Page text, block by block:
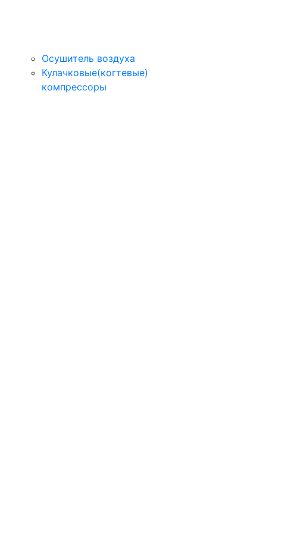
Осушитель воздуха
Кулачковые(когтевые)
компрессоры